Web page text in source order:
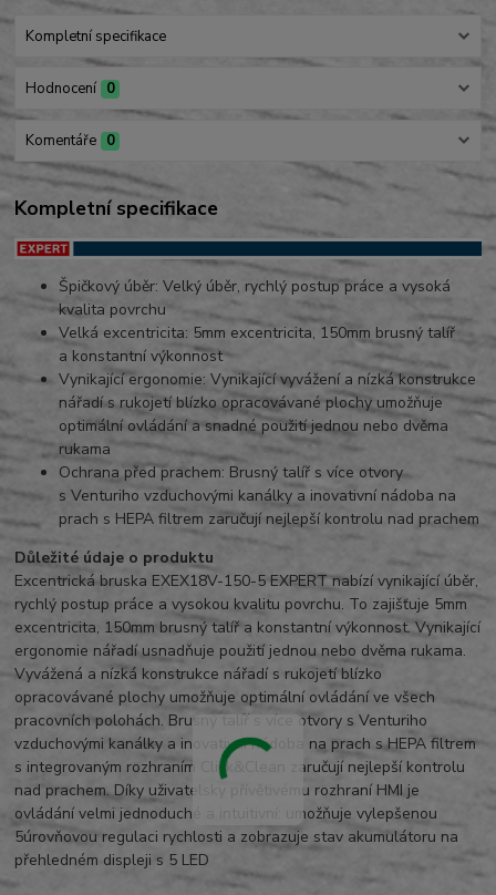
Kompletní specifikace
Hodnocení 0
Komentáře 0
Kompletní specifikace
Špičkový úběr: Velký úběr, rychlý postup práce a vysoká
kvalita povrchu
Velká excentricita: 5mm excentricita, 150mm brusný talíř
a konstantní výkonnost
Vynikající ergonomie: Vynikající vyvážení a nízká konstrukce
nářadí s rukojetí blízko opracovávané plochy umožňuje
optimální ovládání a snadné použití jednou nebo dvěma
rukama
Ochrana před prachem: Brusný talíř s více otvory
s Venturiho vzduchovými kanálky a inovativní nádoba na
prach s HEPA filtrem zaručují nejlepší kontrolu nad prachem
Důležité údaje o produktu
Excentrická bruska EXEX18V-150-5 EXPERT nabízí vynikající úběr,
rychlý postup práce a vysokou kvalitu povrchu. To zajišťuje 5mm
excentricita, 150mm brusný talíř a konstantní výkonnost. Vynikající
ergonomie nářadí usnadňuje použití jednou nebo dvěma rukama.
Vyvážená a nízká konstrukce nářadí s rukojetí blízko
opracovávané plochy umožňuje optimální ovládání ve všech
pracovních polohách. Brusný talíř s více otvory s Venturiho
vzduchovými kanálky a inovativní nádoba na prach s HEPA filtrem
s integrovaným rozhraním Click&Clean zaručují nejlepší kontrolu
nad prachem. Díky uživatelsky přívětivému rozhraní HMI je
ovládání velmi jednoduché a intuitivní: umožňuje vylepšenou
5úrovňovou regulaci rychlosti a zobrazuje stav akumulátoru na
přehledném displeji s 5 LED